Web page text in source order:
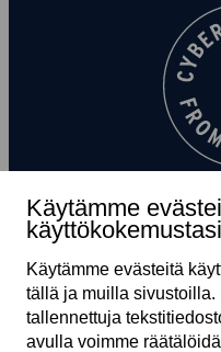
Käytämme
käyttökokemustasi
Käytämme evästeitä
tällä ja muilla
tallennettuja
avulla voimme